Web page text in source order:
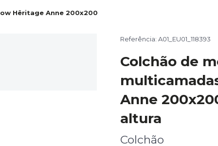
Hêritage Anne 200x200
Referência: A01_EU01_118393
Colchão de
Anne
altura
Colchão